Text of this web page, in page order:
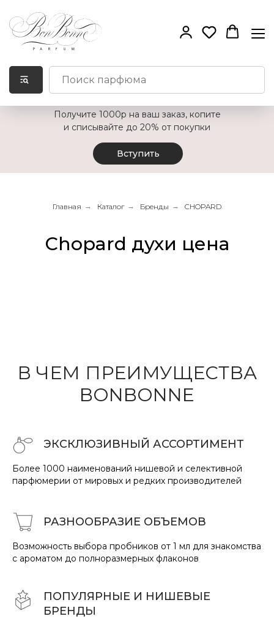
Получите 1000р на ваш заказ, копите
и списывайте до 20% от покупки
Вступить
Главная → Каталог → Бренды → CHOPARD
Chopard духи цена
В ЧЕМ ПРЕИМУЩЕСТВА
BONBONNE
ЭКСКЛЮЗИВНЫЙ АССОРТИМЕНТ
Более 1000 наименований нишевой и селективной
парфюмерии от мировых и редких производителей
РАЗНООБРАЗИЕ ОБЪЕМОВ
Возможность выбора пробников от 1 мл для знакомства
с ароматом до полноразмерных флаконов
ПОПУЛЯРНЫЕ И НИШЕВЫЕ
БРЕНДЫ